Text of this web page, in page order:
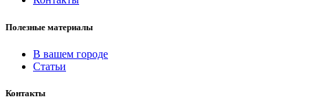
Полезные материалы
В вашем городе
Статьи
Контакты